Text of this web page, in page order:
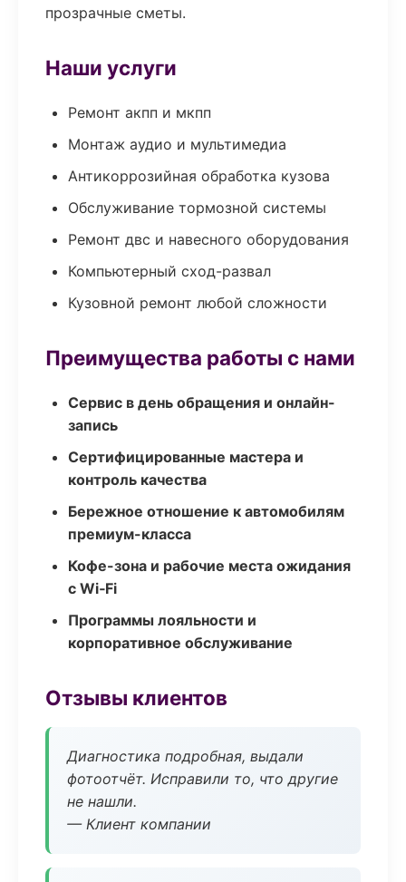
прозрачные сметы.
Наши услуги
Ремонт акпп и мкпп
Монтаж аудио и мультимедиа
Антикоррозийная обработка кузова
Обслуживание тормозной системы
Ремонт двс и навесного оборудования
Компьютерный сход-развал
Кузовной ремонт любой сложности
Преимущества работы с нами
Сервис в день обращения и онлайн-
запись
Сертифицированные мастера и
контроль качества
Бережное отношение к автомобилям
премиум-класса
Кофе-зона и рабочие места ожидания
с Wi‑Fi
Программы лояльности и
корпоративное обслуживание
Отзывы клиентов
Диагностика подробная, выдали
фотоотчёт. Исправили то, что другие
не нашли.
— Клиент компании